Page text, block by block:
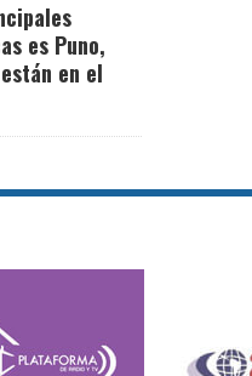
es Puno,
en el